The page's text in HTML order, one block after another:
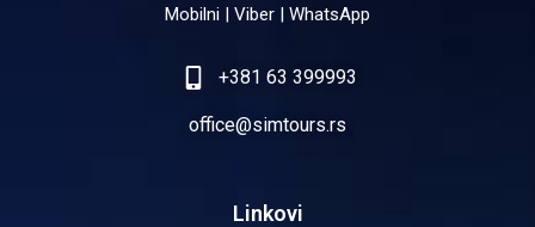
Mobilni | Viber | WhatsApp
+381 63 399993
office@simtours.rs
Linkovi